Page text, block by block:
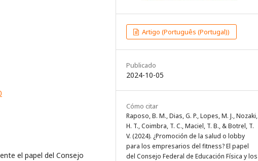
el papel del Consejo
Artigo (Português (Portugal))
Publicado
2024-10-05
Cómo citar
Raposo, B. M., Dias, G. P., Lopes, M. J., Nozaki,
H. T., Coimbra, T. C., Maciel, T. B., & Botrel, T.
V. (2024). ¿Promoción de la salud o lobby
para los empresarios del fitness? El papel
del Consejo Federal de Educación Física y los